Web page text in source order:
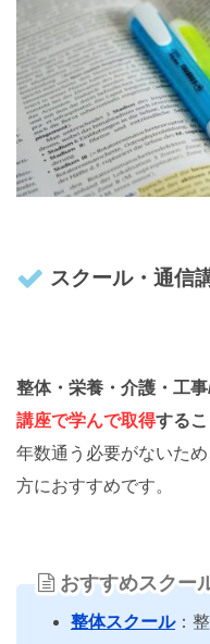
スクール・通信
整体・栄養・介護・工事
講座で学んで取得するこ
年数通う必要がないため
方におすすめです。
おすすめスクー
整体スクール：